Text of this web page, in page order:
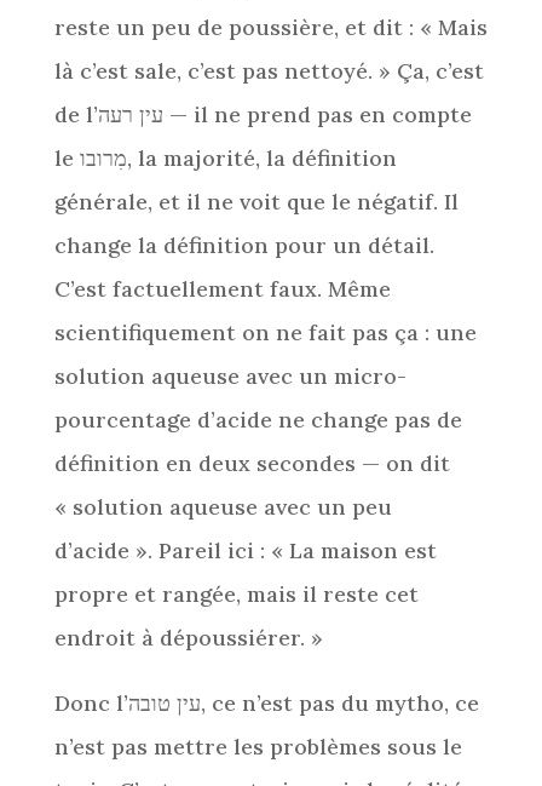
reste un peu de poussière, et dit : « Mais
là c’est sale, c’est pas nettoyé. » Ça, c’est
de l’עין רעה — il ne prend pas en compte
le מִרובו, la majorité, la définition
générale, et il ne voit que le négatif. Il
change la définition pour un détail.
C’est factuellement faux. Même
scientifiquement on ne fait pas ça : une
solution aqueuse avec un micro-
pourcentage d’acide ne change pas de
définition en deux secondes — on dit
« solution aqueuse avec un peu
d’acide ». Pareil ici : « La maison est
propre et rangée, mais il reste cet
endroit à dépoussiérer. »
Donc l’עין טובה, ce n’est pas du mytho, ce
n’est pas mettre les problèmes sous le